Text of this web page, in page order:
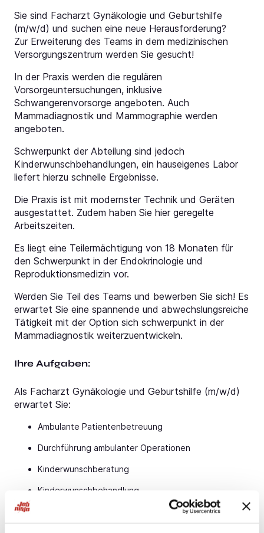
Sie sind Facharzt Gynäkologie und Geburtshilfe
(m/w/d) und suchen eine neue Herausforderung?
Zur Erweiterung des Teams in dem medizinischen
Versorgungszentrum werden Sie gesucht!
In der Praxis werden die regulären
Vorsorgeuntersuchungen, inklusive
Schwangerenvorsorge angeboten. Auch
Mammadiagnostik und Mammographie werden
angeboten.
Schwerpunkt der Abteilung sind jedoch
Kinderwunschbehandlungen, ein hauseigenes Labor
liefert hierzu schnelle Ergebnisse.
Die Praxis ist mit modernster Technik und Geräten
ausgestattet. Zudem haben Sie hier geregelte
Arbeitszeiten.
Es liegt eine Teilermächtigung von 18 Monaten für
den Schwerpunkt in der Endokrinologie und
Reproduktionsmedizin vor.
Werden Sie Teil des Teams und bewerben Sie sich! Es
erwartet Sie eine spannende und abwechslungsreiche
Tätigkeit mit der Option sich schwerpunkt in der
Mammadiagnostik weiterzuentwickeln.
Ihre Aufgaben:
Als Facharzt Gynäkologie und Geburtshilfe (m/w/d)
erwartet Sie:
Ambulante Patientenbetreuung
Durchführung ambulanter Operationen
Kinderwunschberatung
Kinderwunschbehandlung